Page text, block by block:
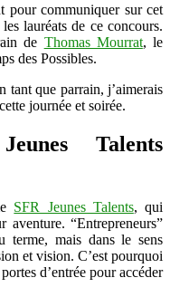
pour communiquer sur cet
lauréats de ce concours.
de Thomas Mourrat, le
des Possibles.
tant que parrain, j’aimerais
journée et soirée.
Talents
SFR Jeunes Talents, qui
aventure. “Entrepreneurs”
terme, mais dans le sens
et vision. C’est pourquoi
d’entrée pour accéder